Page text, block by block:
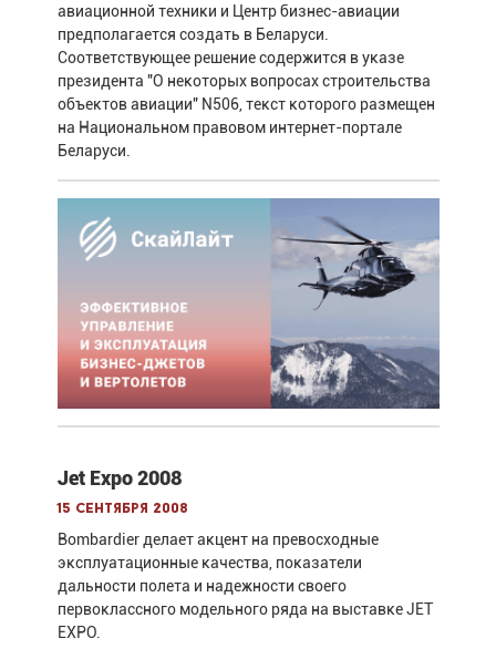
авиационной техники и Центр бизнес-авиации
предполагается создать в Беларуси.
Соответствующее решение содержится в указе
президента "О некоторых вопросах строительства
объектов авиации" N506, текст которого размещен
на Национальном правовом интернет-портале
Беларуси.
Jet Expo 2008
15 сентября 2008
Bombardier делает акцент на превосходные
эксплуатационные качества, показатели
дальности полета и надежности своего
первоклассного модельного ряда на выставке JET
EXPO.